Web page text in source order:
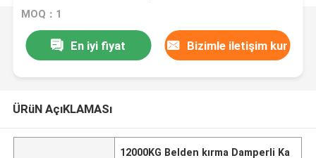
MOQ：1
En iyi fiyat Bizimle iletişim kur
ÜRüN AçıKLAMASı
12000KG Belden kırma Damperli Ka